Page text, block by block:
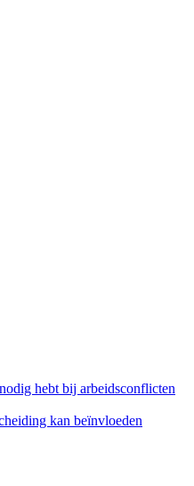
hebt bij arbeidsconflicten
kan beïnvloeden